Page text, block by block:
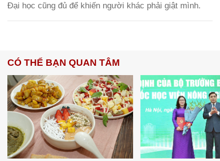
Đại học cũng đủ để khiến người khác phải giật mình.
CÓ THỂ BẠN QUAN TÂM